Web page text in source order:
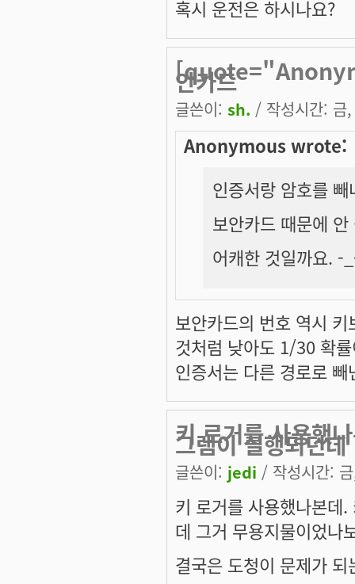
혹시 운전은 하시나요?
안카드
글쓴이: sh. / 작성시간:
Anonymous wrote:
인증서랑 암호를 빼
보안카드 때문에
어캐한 것일까요. -
보안카드의 번호 역시
것처럼 낮아도 1/30 확
인증서는 다른 경로로
키 로거를 사용했
그램이 실행되던데
글쓴이: jedi / 작성시간:
키 로거를 사용했나본데
데 그거 무용지물이었나
결국은 도청이 문제가 되